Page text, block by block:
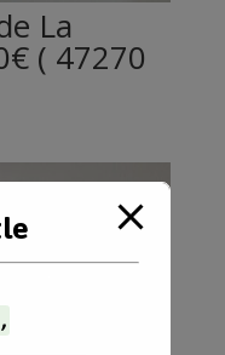
La
( 47270